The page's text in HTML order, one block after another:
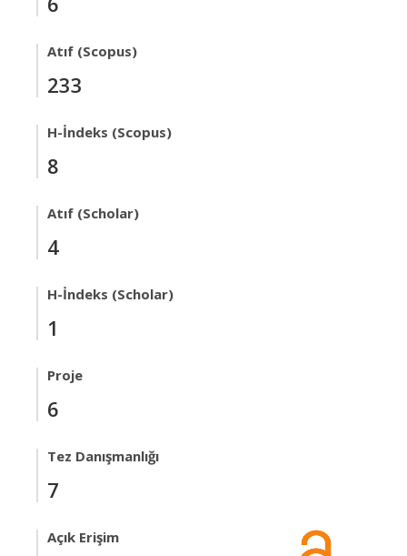
Atıf (Scopus)
233
H-İndeks (Scopus)
8
Atıf (Scholar)
4
H-İndeks (Scholar)
1
Proje
6
Tez Danışmanlığı
7
Açık Erişim